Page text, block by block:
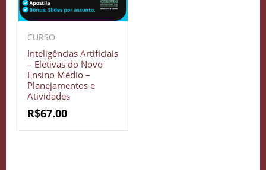
CURSO
Inteligências Artificiais
– Eletivas do Novo
Ensino Médio –
Planejamentos e
Atividades
R$67.00